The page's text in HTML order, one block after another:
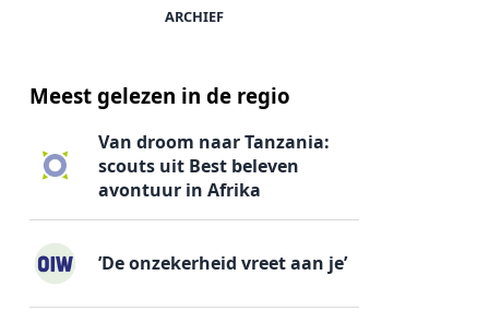
ARCHIEF
Meest gelezen in de regio
Van droom naar Tanzania:
scouts uit Best beleven
avontuur in Afrika
’De onzekerheid vreet aan je’